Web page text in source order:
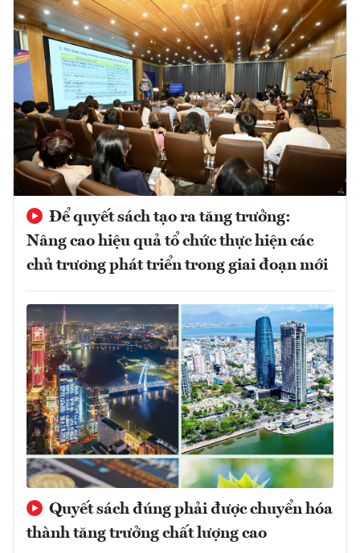
Để quyết sách tạo ra tăng trưởng:
Nâng cao hiệu quả tổ chức thực hiện các
chủ trương phát triển trong giai đoạn mới
Quyết sách đúng phải được chuyển hóa
thành tăng trưởng chất lượng cao